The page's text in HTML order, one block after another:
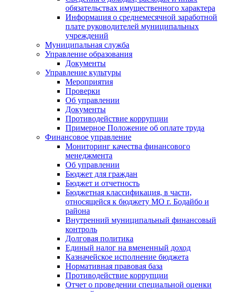
обязательствах имущественного характера
Информация о среднемесячной заработной
плате руководителей муниципальных
учреждений
Муниципальная служба
Управление образования
Документы
Управление культуры
Мероприятия
Проверки
Об управлении
Документы
Противодействие коррупции
Примерное Положение об оплате труда
Финансовое управление
Мониторинг качества финансового
менеджмента
Об управлении
Бюджет для граждан
Бюджет и отчетность
Бюджетная классификация, в части,
относящейся к бюджету МО г. Бодайбо и
района
Внутренний муниципальный финансовый
контроль
Долговая политика
Единый налог на вмененный доход
Казначейское исполнение бюджета
Нормативная правовая база
Противодействие коррупции
Отчет о проведении специальной оценки